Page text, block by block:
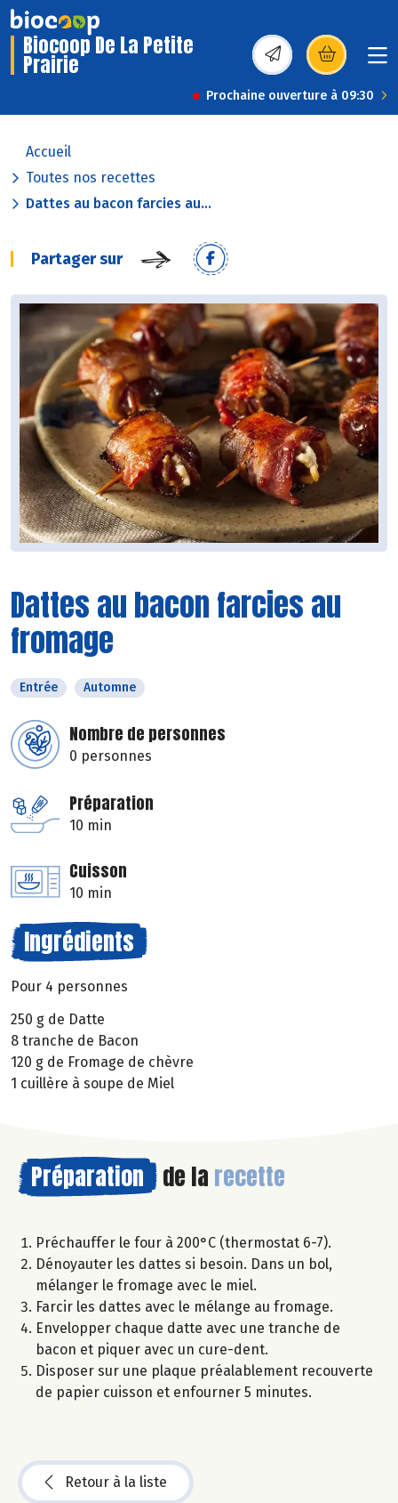
Biocoop De La Petite
Prairie (s’ouvre dans une
Prochaine ouverture à 09:30
Accueil
Toutes nos recettes
Dattes au bacon farcies au...
Partager sur
Dattes au bacon farcies au
fromage
Entrée Automne
Nombre de personnes
0 personnes
Préparation
10 min
Cuisson
10 min
Ingrédients
Pour 4 personnes
250 g de Datte
8 tranche de Bacon
120 g de Fromage de chèvre
1 cuillère à soupe de Miel
Préparation de la recette
Préchauffer le four à 200°C (thermostat 6-7).
Dénoyauter les dattes si besoin. Dans un bol,
mélanger le fromage avec le miel.
Farcir les dattes avec le mélange au fromage.
Envelopper chaque datte avec une tranche de
bacon et piquer avec un cure-dent.
Disposer sur une plaque préalablement recouverte
de papier cuisson et enfourner 5 minutes.
Retour à la liste